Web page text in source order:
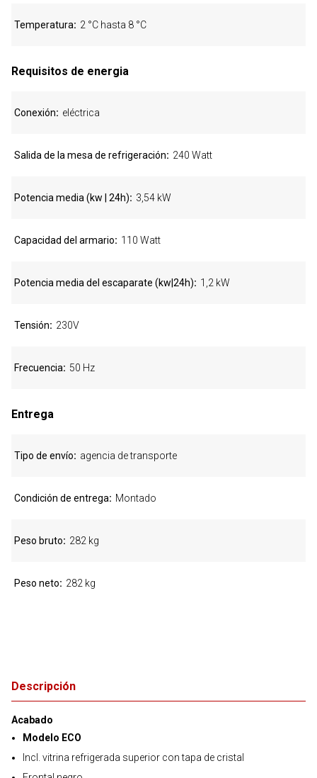
Descripción
Acabado
Modelo ECO
Incl. vitrina refrigerada superior con tapa de cristal
Temperatura 2 °C hasta 8 °C
Requisitos de energia
Conexión eléctrica
Salida de la mesa de refrigeración 240 Watt
Potencia media (kw | 24h) 3,54 kW
Capacidad del armario 110 Watt
Potencia media del escaparate (kw|24h) 1,2 kW
Tensión 230V
Frecuencia 50 Hz
Entrega
Tipo de envío agencia de transporte
Condición de entrega Montado
Peso bruto 282 kg
Peso neto 282 kg